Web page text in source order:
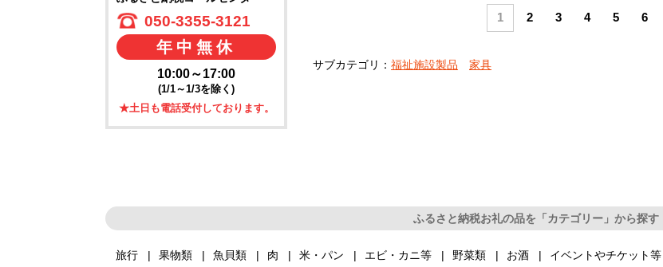
ーニュ
1 2 3 4 5 6
サブカテゴリ： 福祉施設製品 家具
050-3355-3121
年中無休
10:00～17:00
(1/1～1/3を除く)
★土日も電話受付しております。
ふるさと納税お礼の品を「カテゴリー」から探す
旅行 果物類 魚貝類 肉 米・パン エビ・カニ等 野菜類 お酒 イベントやチケット等